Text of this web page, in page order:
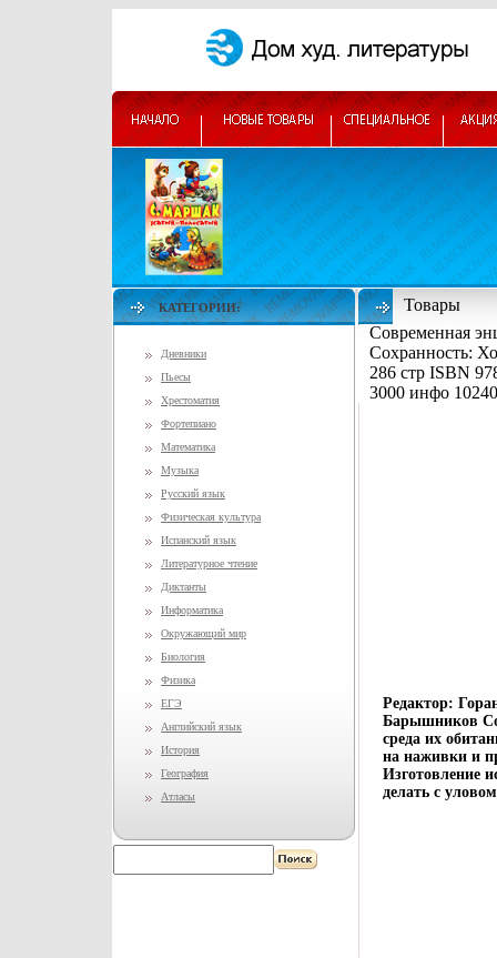
КАТЕГОРИИ:
Дневники
Пьесы
Хрестоматия
Фортепиано
Математика
Музыка
Русский язык
Физическая культура
Испанский язык
Литературное чтение
Диктанты
Информатика
Окружающий мир
Биология
Физика
ЕГЭ
Английский язык
История
География
Атласы
Товары
Современная
Сохранность:
286 стр ISBN
3000 инфо
Редактор:
Барышников
среда их
на наживки и
Изготовление
делать с